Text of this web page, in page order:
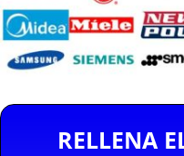
RELLENA